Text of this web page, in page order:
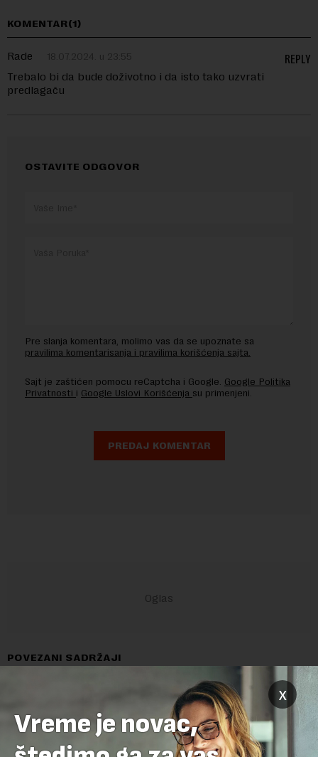
KOMENTAR(1)
Rade 18.07.2024. u 23:55
Trebalo bi da bude doživotno i da isto tako uzvrati
predlagaču
REPLY
OSTAVITE ODGOVOR
Pre slanja komentara, molimo vas da se upoznate sa
pravilima komentarisanja i pravilima korišćenja sajta.
Sajt je zaštićen pomocu reCaptcha i Google. Google Politika
Privatnosti i Google Uslovi Korišćenja su primenjeni.
POVEZANI SADRŽAJI
x
Vreme je novac,